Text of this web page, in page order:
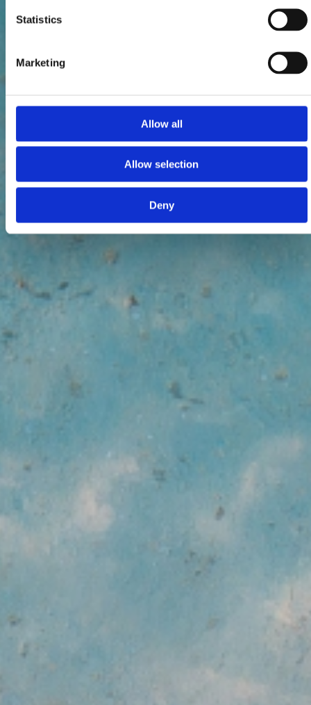
Statistics
Marketing
Allow all
Allow selection
Deny